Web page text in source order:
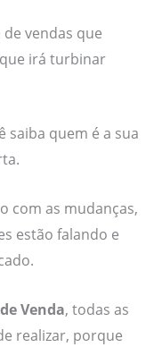
vendas que
irá turbinar
saiba quem é a sua
com as mudanças,
estão falando e
Venda, todas as
realizar, porque